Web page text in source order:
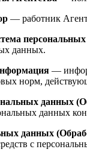
— работник
данных.
—
норм,
данных
данных
данных
с